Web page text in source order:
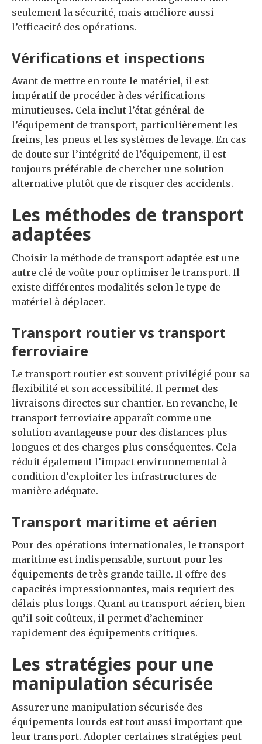
seulement la sécurité, mais améliore aussi
l’efficacité des opérations.
Vérifications et inspections
Avant de mettre en route le matériel, il est
impératif de procéder à des vérifications
minutieuses. Cela inclut l’état général de
l’équipement de transport, particulièrement les
freins, les pneus et les systèmes de levage. En cas
de doute sur l’intégrité de l’équipement, il est
toujours préférable de chercher une solution
alternative plutôt que de risquer des accidents.
Les méthodes de transport
adaptées
Choisir la méthode de transport adaptée est une
autre clé de voûte pour optimiser le transport. Il
existe différentes modalités selon le type de
matériel à déplacer.
Transport routier vs transport
ferroviaire
Le transport routier est souvent privilégié pour sa
flexibilité et son accessibilité. Il permet des
livraisons directes sur chantier. En revanche, le
transport ferroviaire apparaît comme une
solution avantageuse pour des distances plus
longues et des charges plus conséquentes. Cela
réduit également l’impact environnemental à
condition d’exploiter les infrastructures de
manière adéquate.
Transport maritime et aérien
Pour des opérations internationales, le transport
maritime est indispensable, surtout pour les
équipements de très grande taille. Il offre des
capacités impressionnantes, mais requiert des
délais plus longs. Quant au transport aérien, bien
qu’il soit coûteux, il permet d’acheminer
rapidement des équipements critiques.
Les stratégies pour une
manipulation sécurisée
Assurer une manipulation sécurisée des
équipements lourds est tout aussi important que
leur transport. Adopter certaines stratégies peut